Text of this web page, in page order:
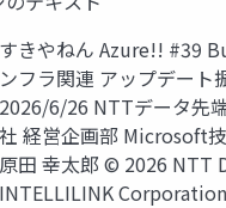
すきやねん Azure!! #39
ンフラ関連 アップデート
2026/6/26 NTTデータ先
社 経営企画部 Microsoft
原田 幸太郎 © 2026 NTT
INTELLILINK Corporation